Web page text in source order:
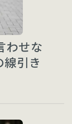
わせな
線引き